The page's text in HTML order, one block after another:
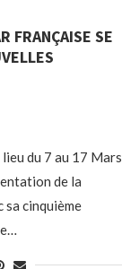
FRANÇAISE SE
du 7 au 17 Mars
de la
sa cinquième